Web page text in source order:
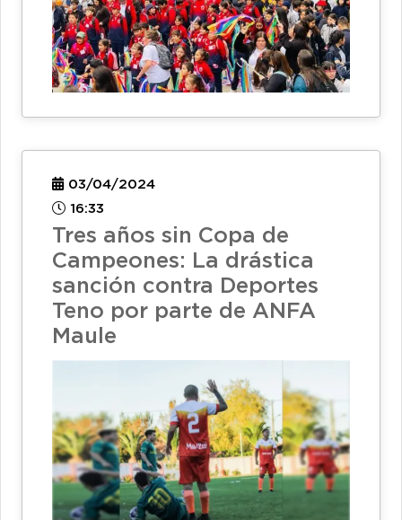
03/04/2024
16:33
Tres años sin Copa de
Campeones: La drástica
sanción contra Deportes
Teno por parte de ANFA
Maule